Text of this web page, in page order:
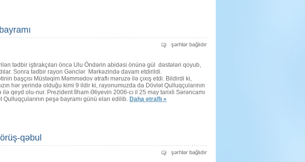
Dövlət
Qulluqçularının
üçün
şərhlər bağlıdır
tədbir iştirakçıları öncə Ulu Öndərin abidəsi önünə gül dəstələri qoyub,
Sonra tədbir rayon Gənclər Mərkəzində davam etdirildi.
başçısı Müstəqim Məmmədov ətraflı məruzə ilə çıxış etdi. Bildirdi ki,
hər yerində olduğu kimi 9 ildir ki, rayonumuzda da Dövlət Qulluqçularının
ilə qeyd olu-nur. Prezident İlham Əliyevin 2006-cı il 25 may tarixli Sərəncamı
peşə bayramı günü elan edilib. Daha ətraflı »
qəbul
Bayandur
kəndində
şərhlər bağlıdır